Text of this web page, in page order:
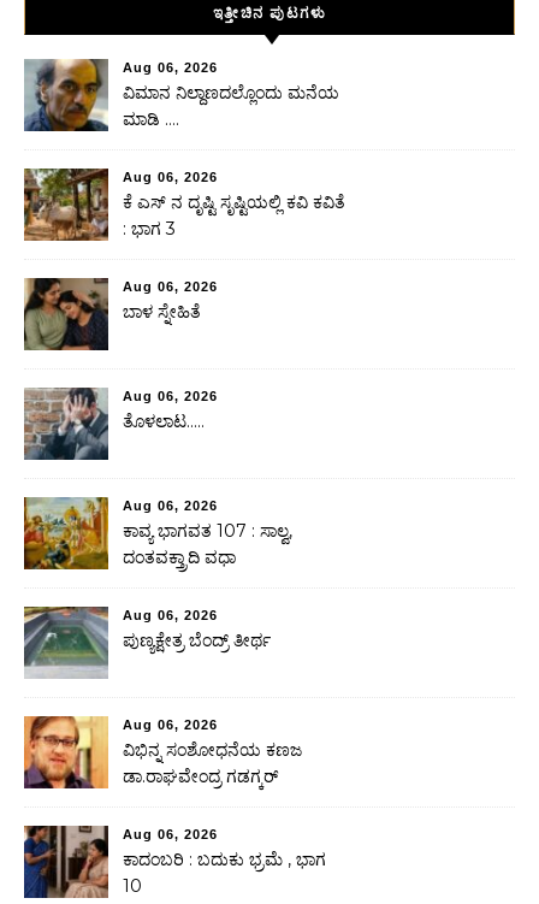
ಇತ್ತೀಚಿನ ಪುಟಗಳು
Aug 06, 2026
ವಿಮಾನ ನಿಲ್ದಾಣದಲ್ಲೊಂದು ಮನೆಯ
ಮಾಡಿ ….
Aug 06, 2026
ಕೆ ಎಸ್ ನ ದೃಷ್ಟಿ ಸೃಷ್ಟಿಯಲ್ಲಿ ಕವಿ ಕವಿತೆ
: ಭಾಗ 3
Aug 06, 2026
ಬಾಳ ಸ್ನೇಹಿತೆ
Aug 06, 2026
ತೊಳಲಾಟ…..
Aug 06, 2026
ಕಾವ್ಯ ಭಾಗವತ 107 : ಸಾಲ್ವ,
ದಂತವಕ್ತ್ರಾದಿ ವಧಾ
Aug 06, 2026
ಪುಣ್ಯಕ್ಷೇತ್ರ ಬೆಂದ್ರ್ ತೀರ್ಥ
Aug 06, 2026
ವಿಭಿನ್ನ ಸಂಶೋಧನೆಯ ಕಣಜ
ಡಾ.ರಾಘವೇಂದ್ರ ಗಡಗ್ಕರ್
Aug 06, 2026
ಕಾದಂಬರಿ : ಬದುಕು ಭ್ರಮೆ , ಭಾಗ
10